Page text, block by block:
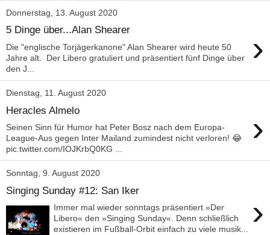
Donnerstag, 13. August 2020
5 Dinge über...Alan Shearer ›
Die "englische Torjägerkanone" Alan Shearer wird heute 50
Jahre alt. Der Libero gratuliert und präsentiert fünf Dinge über
den J...
Dienstag, 11. August 2020
Heracles Almelo ›
Seinen Sinn für Humor hat Peter Bosz nach dem Europa-
League-Aus gegen Inter Mailand zumindest nicht verloren! 😂
pic.twitter.com/IOJKrbQ0KG ...
Sonntag, 9. August 2020
Singing Sunday #12: San Iker
›
Immer mal wieder sonntags präsentiert »Der
Libero« den »Singing Sunday«. Denn schließlich
existieren im Fußball-Orbit einfach zu viele musik...